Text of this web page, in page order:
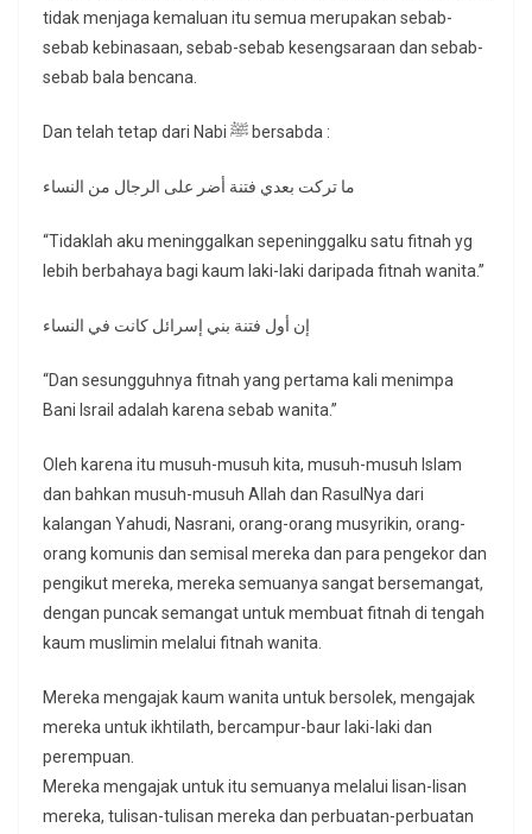
tidak menjaga kemaluan itu semua merupakan sebab-
sebab kebinasaan, sebab-sebab kesengsaraan dan sebab-
sebab bala bencana.
Dan telah tetap dari Nabi ﷺ bersabda :
ما تركت بعدي فتنة أضر على الرجال من النساء
“Tidaklah aku meninggalkan sepeninggalku satu fitnah yg
lebih berbahaya bagi kaum laki-laki daripada fitnah wanita.”
إن أول فتنة بني إسرائل كانت في النساء
“Dan sesungguhnya fitnah yang pertama kali menimpa
Bani Israil adalah karena sebab wanita.”
Oleh karena itu musuh-musuh kita, musuh-musuh Islam
dan bahkan musuh-musuh Allah dan RasulNya dari
kalangan Yahudi, Nasrani, orang-orang musyrikin, orang-
orang komunis dan semisal mereka dan para pengekor dan
pengikut mereka, mereka semuanya sangat bersemangat,
dengan puncak semangat untuk membuat fitnah di tengah
kaum muslimin melalui fitnah wanita.
Mereka mengajak kaum wanita untuk bersolek, mengajak
mereka untuk ikhtilath, bercampur-baur laki-laki dan
perempuan.
Mereka mengajak untuk itu semuanya melalui lisan-lisan
mereka, tulisan-tulisan mereka dan perbuatan-perbuatan